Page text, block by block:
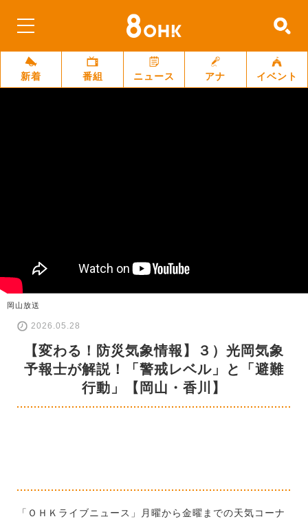
新着 番組 ニュース アナ イベント
岡山放送
2026.05.28
【変わる！防災気象情報】３）光岡気象
予報士が解説！「警戒レベル」と「避難
行動」【岡山・香川】
「ＯＨＫライブニュース」月曜から金曜までの天気コーナ